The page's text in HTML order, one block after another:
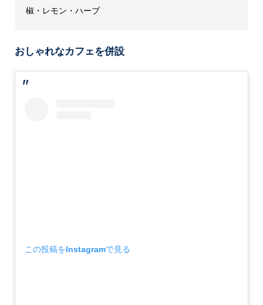
椒・レモン・ハーブ
おしゃれなカフェを併設
この投稿をInstagramで見る